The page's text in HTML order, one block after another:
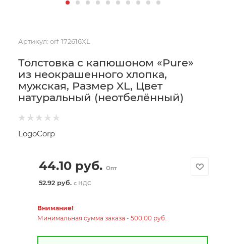
Артикул: orf-172616XL
Толстовка с капюшоном «Pure»
из неокрашенного хлопка,
мужская, Размер XL, Цвет
натуральный (неотбелённый)
LogoCorp
44.10руб. Опт
52.92 руб. с НДС
Внимание!
Минимальная сумма заказа - 500,00 руб.